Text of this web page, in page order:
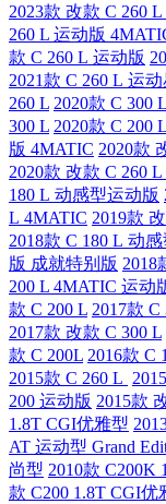
2023款 改款 C 260
260 L 运动版
款 C 260 L 运动版
2021款 C 260 L 运
260 L 2020款 C 300
300 L 2020款 C 200
版 4MATIC 2020款
2020款 改款 C 260
180 L 动感型运动版
L 4MATIC 2019款
2018款 C 180 L 动
版 成就特别版 2018
200 L 4MATIC 运动
款 C 200 L 2017款 C
2017款 改款 C 300 L
款 C 200L 2016款 C
2015款 C 260 L
200 运动版 2015款
1.8T CGI优雅型
AT 运动型 Grand
尚型 2010款 C200K
款 C200 1.8T CGI优